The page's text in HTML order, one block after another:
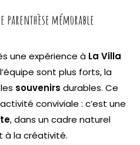
parenthèse mémorable
une expérience à La Villa
sont plus forts, la
souvenirs durables. Ce
conviviale : c’est une
, dans un cadre naturel
à la créativité.